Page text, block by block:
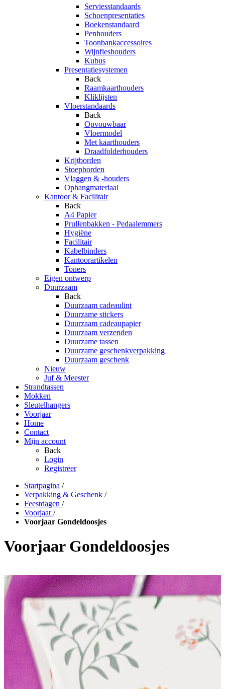
Serviesstandaards
Schoenpresentaties
Boekenstandaard
Penhouders
Toonbankaccessoires
Wijnfleshouders
Kubus
Presentatiesystemen
Back
Raamkaarthouders
Kliklijsten
Vloerstandaards
Back
Opvouwbaar
Vloermodel
Met kaarthouders
Draadfolderhouders
Krijtborden
Stoepborden
Vlaggen & -houders
Ophangmateriaal
Kantoor & Facilitair
Back
A4 Papier
Prullenbakken - Pedaalemmers
Hygiëne
Facilitair
Kabelbinders
Kantoorartikelen
Toners
Eigen ontwerp
Duurzaam
Back
Duurzaam cadeaulint
Duurzame stickers
Duurzaam cadeaupapier
Duurzaam verzenden
Duurzame tassen
Duurzame geschenkverpakking
Duurzaam geschenk
Nieuw
Juf & Meester
Strandtassen
Mokken
Sleutelhangers
Voorjaar
Home
Contact
Mijn account
Back
Login
Registreer
Startpagina /
Verpakking & Geschenk /
Feestdagen /
Voorjaar /
Voorjaar Gondeldoosjes
Voorjaar Gondeldoosjes